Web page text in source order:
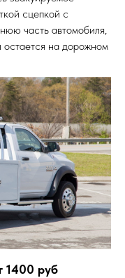
сцепкой с
часть автомобиля,
на дорожном
1400 руб